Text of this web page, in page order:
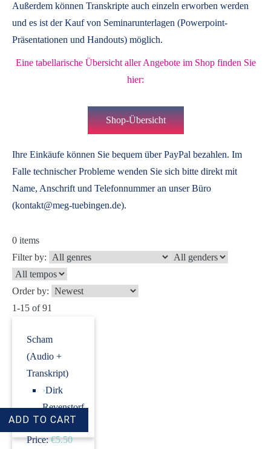
Außerdem können Transkripte auch einzeln erworben werden
und es ist der Kauf von Seminarunterlagen (Powerpoint-
Präsentationen und Handouts) möglich.
Eine tabellarische Übersicht aller Angebote im Shop finden Sie
hier:
Shop-Übersicht
Ihre Einkäufe können Sie bequem über PayPal bezahlen. Im
Falle technischer Probleme wenden Sie sich bitte direkt mit
Name, Anschrift und Telefonnummer an unser Büro
(kontakt@meg-tuebingen.de).
0 items
Filter by:
Order by:
1-15 of 91
Scham
(Audio +
Transkript)
›Dirk
Revenstorf
Price: €5.50